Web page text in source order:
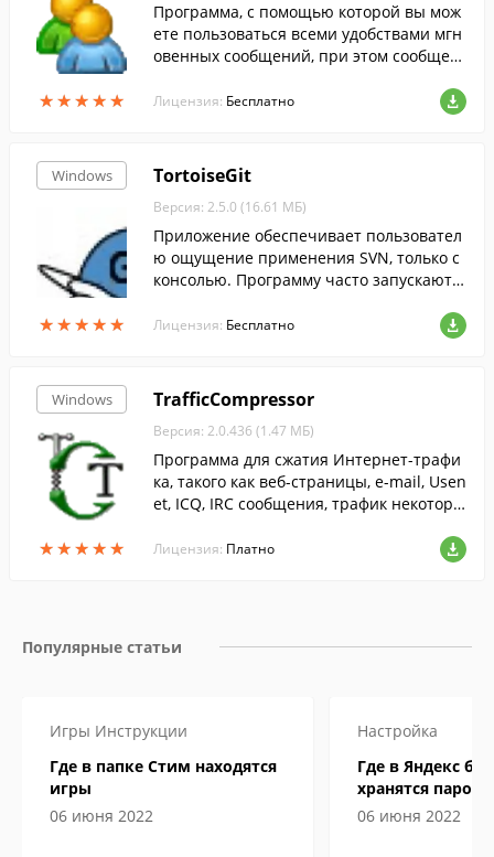
★★★★★
★★★★★
Программа, с помощью которой вы мож
ете пользоваться всеми удобствами мгн
овенных сообщений, при этом сообщен
й сети.
Лицензия: Бесплатно
Windows
★★★★★
★★★★★
TortoiseGit
Версия: 2.5.0 (16.61 МБ)
Приложение обеспечивает пользовател
ю ощущение применения SVN, только с
консолью. Программу часто запускают д
ов, изучения основ Git.
Лицензия: Бесплатно
Windows
★★★★★
★★★★★
TrafficCompressor
Версия: 2.0.436 (1.47 МБ)
Программа для сжатия Интернет-трафи
ка, такого как веб-страницы, e-mail, Usen
et, ICQ, IRC сообщения, трафик некоторы
ваш Интернет-трафик может быть знач
Лицензия: Платно
Популярные статьи
Игры Инструкции
Где в папке Стим находятся
игры
06 июня 2022
Настройка
Где в Яндекс
хранятся пароли
06 июня 2022